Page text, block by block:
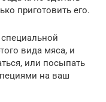
приготовить его.
вида мяса, и
или посыпать
на ваш